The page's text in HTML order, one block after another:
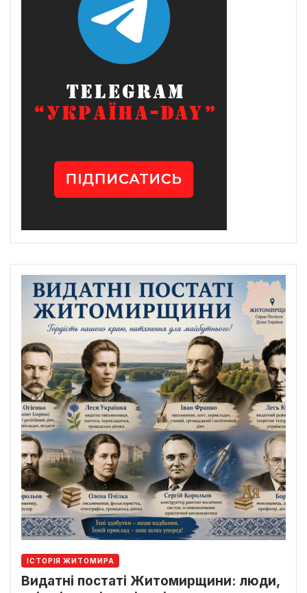
ІСТОРІЯ ЖИТОМИРА
Видатні постаті Житомирщини: люди,